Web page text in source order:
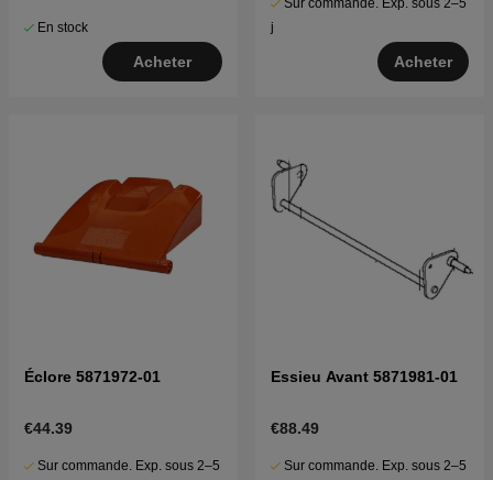
En stock
Acheter
j
Acheter
Éclore 5871972-01
€44.39
Sur commande. Exp. sous 2–5
Essieu Avant 5871981-01
€88.49
Sur commande. Exp. sous 2–5